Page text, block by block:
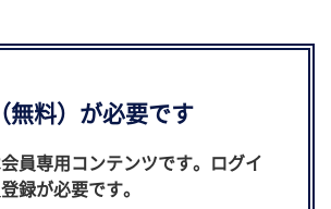
無料）が必要です
員専用コンテンツです。ログイ
録が必要です。